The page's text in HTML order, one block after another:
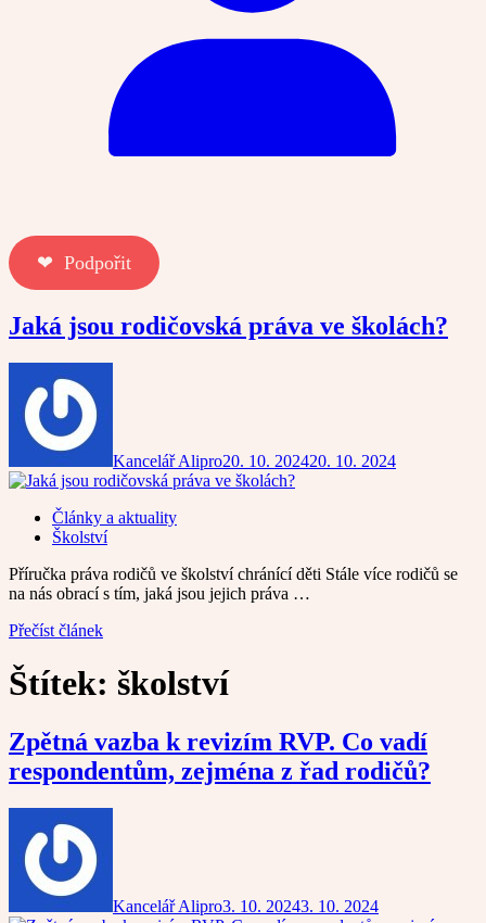
❤︎ Podpořit
Jaká jsou rodičovská práva ve školách?
Kancelář Alipro20. 10. 202420. 10. 2024
Články a aktuality
Školství
Příručka práva rodičů ve školství chránící děti Stále více rodičů se
na nás obrací s tím, jaká jsou jejich práva …
Přečíst článek
Štítek: školství
Zpětná vazba k revizím RVP. Co vadí
respondentům, zejména z řad rodičů?
Kancelář Alipro3. 10. 20243. 10. 2024